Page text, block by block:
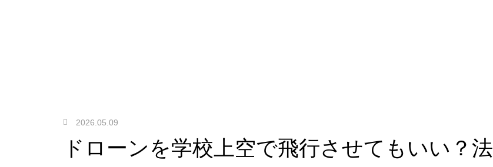
2026.05.09
ドローンを学校上空で飛行させてもいい？法